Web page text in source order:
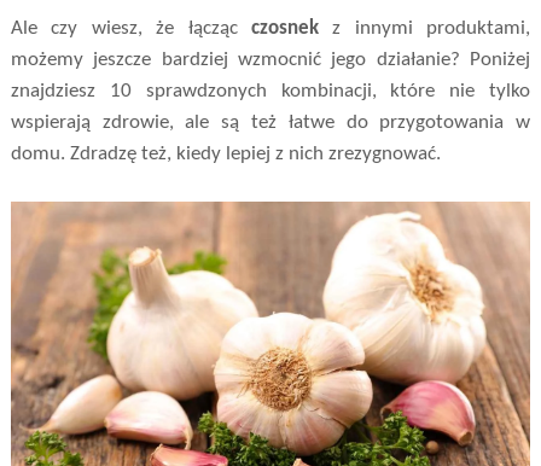
Ale czy wiesz, że łącząc czosnekz innymi produktami,
możemy jeszcze bardziej wzmocnić jego działanie? Poniżej
znajdziesz 10 sprawdzonych kombinacji, które nie tylko
wspierają zdrowie, ale są też łatwe do przygotowania w
domu. Zdradzę też, kiedy lepiej z nich zrezygnować.